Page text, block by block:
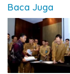
Baca Juga